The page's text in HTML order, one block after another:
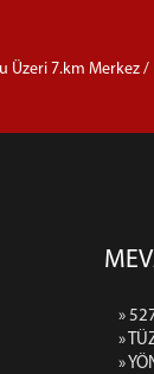
Üzeri 7.km Merkez /
»
»
»